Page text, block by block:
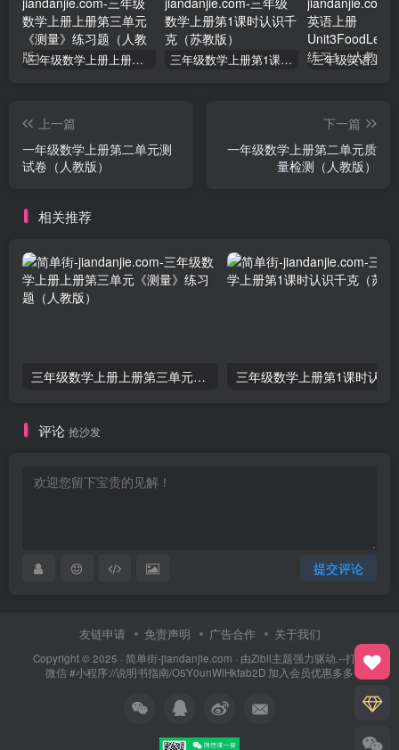
三年级数学上册上册第三单元《测量》练习题（人教版） 三年级数学上册第1课时认识千克（苏教版）
上一篇
一年级数学上册第二单元测
试卷（人教版）
下一篇
一年级数学上册第二单元质
量检测（人教版）
相关推荐
三年级数学上册上册第三单元《测量》练习题（人教版）
评论 抢沙发
提交评论
友链申请 免责声明 广告合作 关于我们
Copyright © 2025 · 简单街-jiandanjie.com · 由Zibll主题强力驱动.--打开
微信 #小程序://说明书指南/O5Y0unWlHkfab2D 加入会员优惠多多